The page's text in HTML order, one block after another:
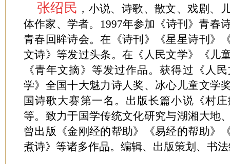
张绍民 ，小说、诗歌、散文、戏剧、
体作家、学者。1997年参加《诗刊》青春
青春回眸诗会。在《诗刊》《星星诗刊》
文诗》等发过头条。在《人民文学》《儿
《青年文摘》等发过作品。获得过《人
学》全国十大魅力诗人奖、冰心儿童文学
国诗歌大赛第一名。出版长篇小说《村
等。致力于国学传统文化研究与湖湘大地
曾出版《金刚经的帮助》《易经的帮助》
煮诗》等诸多作品。编辑、出版策划、书